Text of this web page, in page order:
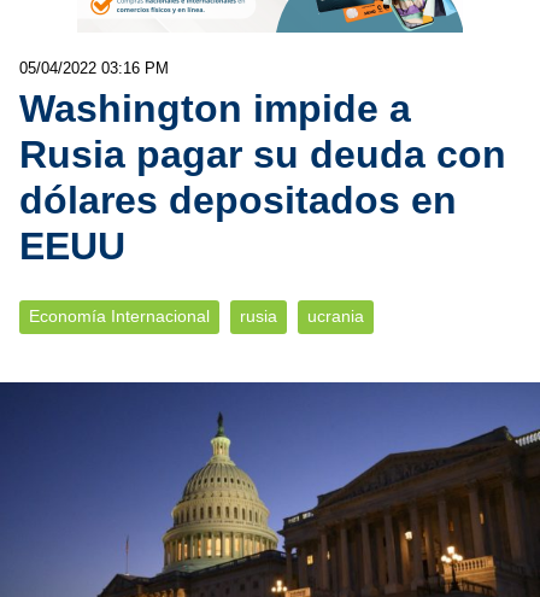
05/04/2022 03:16 PM
Washington impide a
Rusia pagar su deuda con
dólares depositados en
EEUU
Economía Internacional rusia ucrania